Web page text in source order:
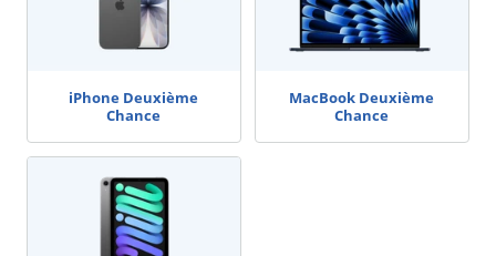
iPhone Deuxième
Chance
MacBook Deuxième
Chance